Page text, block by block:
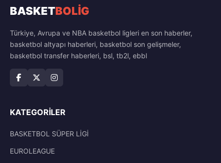
BASKETBOLİG
Türkiye, Avrupa ve NBA basketbol ligleri en son haberler,
basketbol altyapı haberleri, basketbol son gelişmeler,
basketbol transfer haberleri, bsl, tb2l, ebbl
KATEGORILER
BASKETBOL SÜPER LİGİ
EUROLEAGUE